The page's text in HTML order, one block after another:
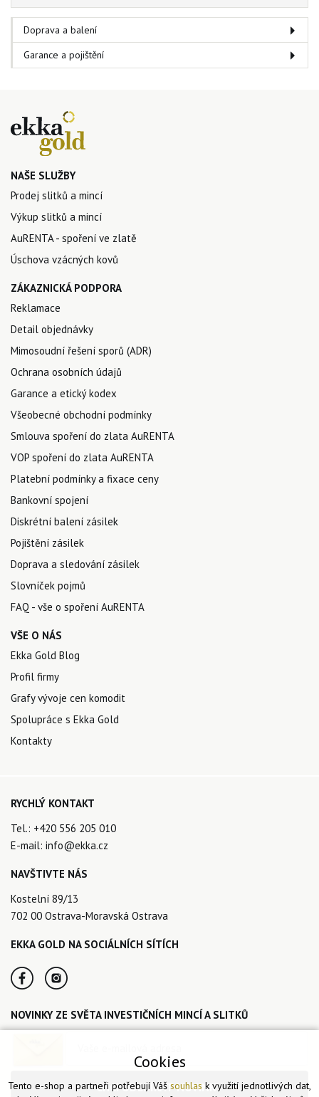
Doprava a balení
Garance a pojištění
NAŠE SLUŽBY
Prodej slitků a mincí
Výkup slitků a mincí
AuRENTA - spoření ve zlatě
Úschova vzácných kovů
ZÁKAZNICKÁ PODPORA
Reklamace
Detail objednávky
Mimosoudní řešení sporů (ADR)
Ochrana osobních údajů
Garance a etický kodex
Všeobecné obchodní podmínky
Smlouva spoření do zlata AuRENTA
VOP spoření do zlata AuRENTA
Platební podmínky a fixace ceny
Bankovní spojení
Diskrétní balení zásilek
Pojištění zásilek
Doprava a sledování zásilek
Slovníček pojmů
FAQ - vše o spoření AuRENTA
VŠE O NÁS
Ekka Gold Blog
Profil firmy
Grafy vývoje cen komodit
Spolupráce s Ekka Gold
Kontakty
RYCHLÝ KONTAKT
Tel.: +420 556 205 010
E-mail: info@ekka.cz
NAVŠTIVTE NÁS
Kostelní 89/13
702 00 Ostrava-Moravská Ostrava
EKKA GOLD NA SOCIÁLNÍCH SÍTÍCH
NOVINKY ZE SVĚTA INVESTIČNÍCH MINCÍ A SLITKŮ
CHCI ODEBÍRAT NOVINKY
Cookies
Tento e-shop a partneři potřebují Váš souhlas k využití jednotlivých dat,